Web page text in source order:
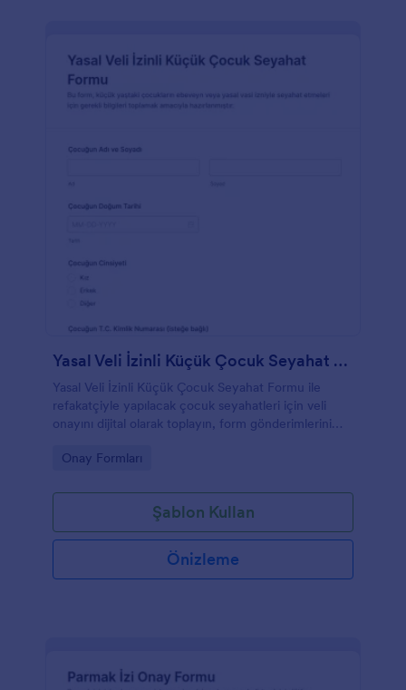
Yasal Veli İzinli Küçük Çocuk Seyahat Formu
Yasal Veli İzinli Küçük Çocuk Seyahat Formu ile
refakatçiyle yapılacak çocuk seyahatleri için veli
onayını dijital olarak toplayın, form gönderimlerini
hızlandırın.
Go to Category:
Onay Formları
Şablon Kullan
Önizleme